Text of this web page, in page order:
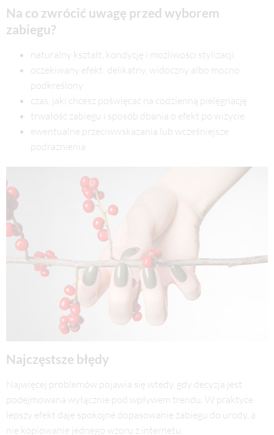
Na co zwrócić uwagę przed wyborem
zabiegu?
naturalny kształt, kondycję i możliwości stylizacji
oczekiwany efekt: delikatny, widoczny albo mocno
podkreślony
czas, jaki chcesz poświęcać na codzienną pielęgnację
trwałość zabiegu i sposób dbania o efekt po wizycie
ewentualne przeciwwskazania lub wcześniejsze
podrażnienia
Najczęstsze błędy
Najwięcej problemów pojawia się wtedy, gdy decyzja jest
podejmowana wyłącznie pod wpływem trendu. W praktyce
lepszy efekt daje spokojne dopasowanie zabiegu do urody, a
nie kopiowanie jednego wzoru z internetu.